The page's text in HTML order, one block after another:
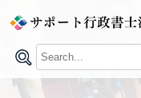
content